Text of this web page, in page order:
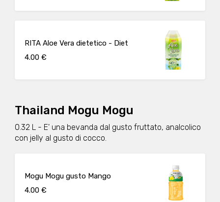
RITA Aloe Vera dietetico - Diet
4.00 €
Thailand Mogu Mogu
0.32 L - E' una bevanda dal gusto fruttato, analcolico
con jelly al gusto di cocco.
Mogu Mogu gusto Mango
4.00 €